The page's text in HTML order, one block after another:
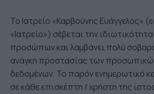
Το Ιατρείο «Καρβούνης Ευάγγελος»
«Ιατρείο») σέβεται την
προσώπων και λαμβάνει πολύ
ανάγκη προστασίας των
δεδομένων. Το παρόν ενημερωτικό
σε κάθε επισκέπτη / χρήστη της